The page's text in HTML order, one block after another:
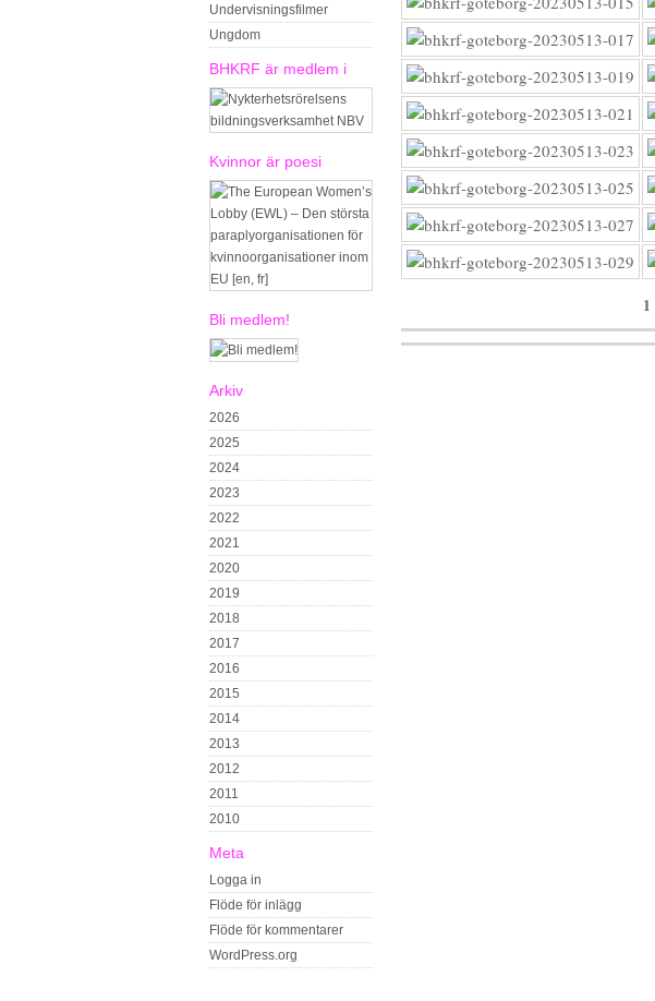
Undervisningsfilmer
Ungdom
BHKRF är medlem i
Kvinnor är poesi
Bli medlem!
Arkiv
2026
2025
2024
2023
2022
2021
2020
2019
2018
2017
2016
2015
2014
2013
2012
2011
2010
Meta
Logga in
Flöde för inlägg
Flöde för kommentarer
WordPress.org
1